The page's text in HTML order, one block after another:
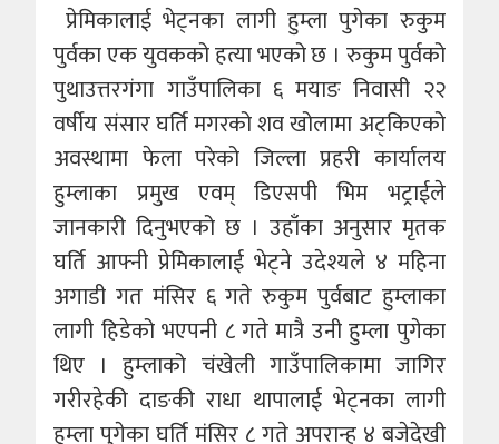
प्रेमिकालाई भेट्नका लागी हुम्ला पुगेका रुकुम
पुर्वका एक युवकको हत्या भएको छ । रुकुम पुर्वको
पुथाउत्तरगंगा गाउँपालिका ६ मयाङ निवासी २२
वर्षीय संसार घर्ति मगरको शव खोलामा अट्किएको
अवस्थामा फेला परेको जिल्ला प्रहरी कार्यालय
हुम्लाका प्रमुख एवम् डिएसपी भिम भट्राईले
जानकारी दिनुभएको छ । उहाँका अनुसार मृतक
घर्ति आफ्नी प्रेमिकालाई भेट्ने उदेश्यले ४ महिना
अगाडी गत मंसिर ६ गते रुकुम पुर्वबाट हुम्लाका
लागी हिडेको भएपनी ८ गते मात्रै उनी हुम्ला पुगेका
थिए । हुम्लाको चंखेली गाउँपालिकामा जागिर
गरीरहेकी दाङकी राधा थापालाई भेट्नका लागी
हुम्ला पुगेका घर्ति मंसिर ८ गते अपरान्ह ४ बजेदेखी